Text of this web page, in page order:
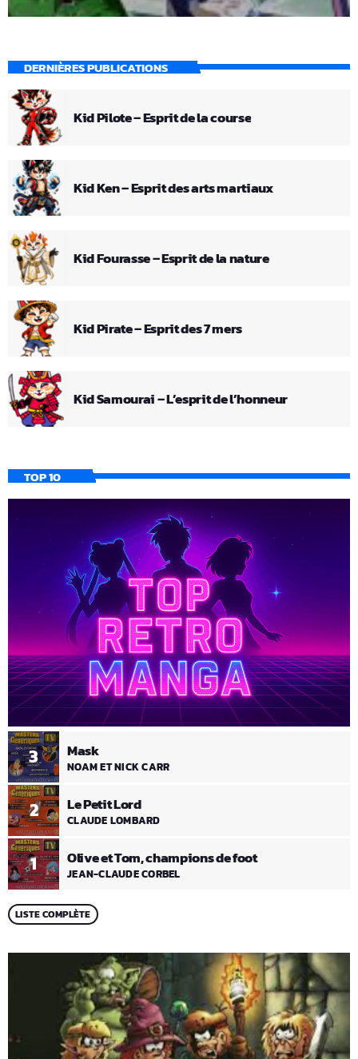
DERNIÈRES PUBLICATIONS
Kid Pilote – Esprit de la course
Kid Ken – Esprit des arts martiaux
Kid Fourasse – Esprit de la nature
Kid Pirate – Esprit des 7 mers
Kid Samourai – L’esprit de l’honneur
TOP 10
1 Olive et Tom, champions de foot
JEAN-CLAUDE CORBEL
2 Le Petit Lord
CLAUDE LOMBARD
3 Mask
NOAM ET NICK CARR
LISTE COMPLÈTE